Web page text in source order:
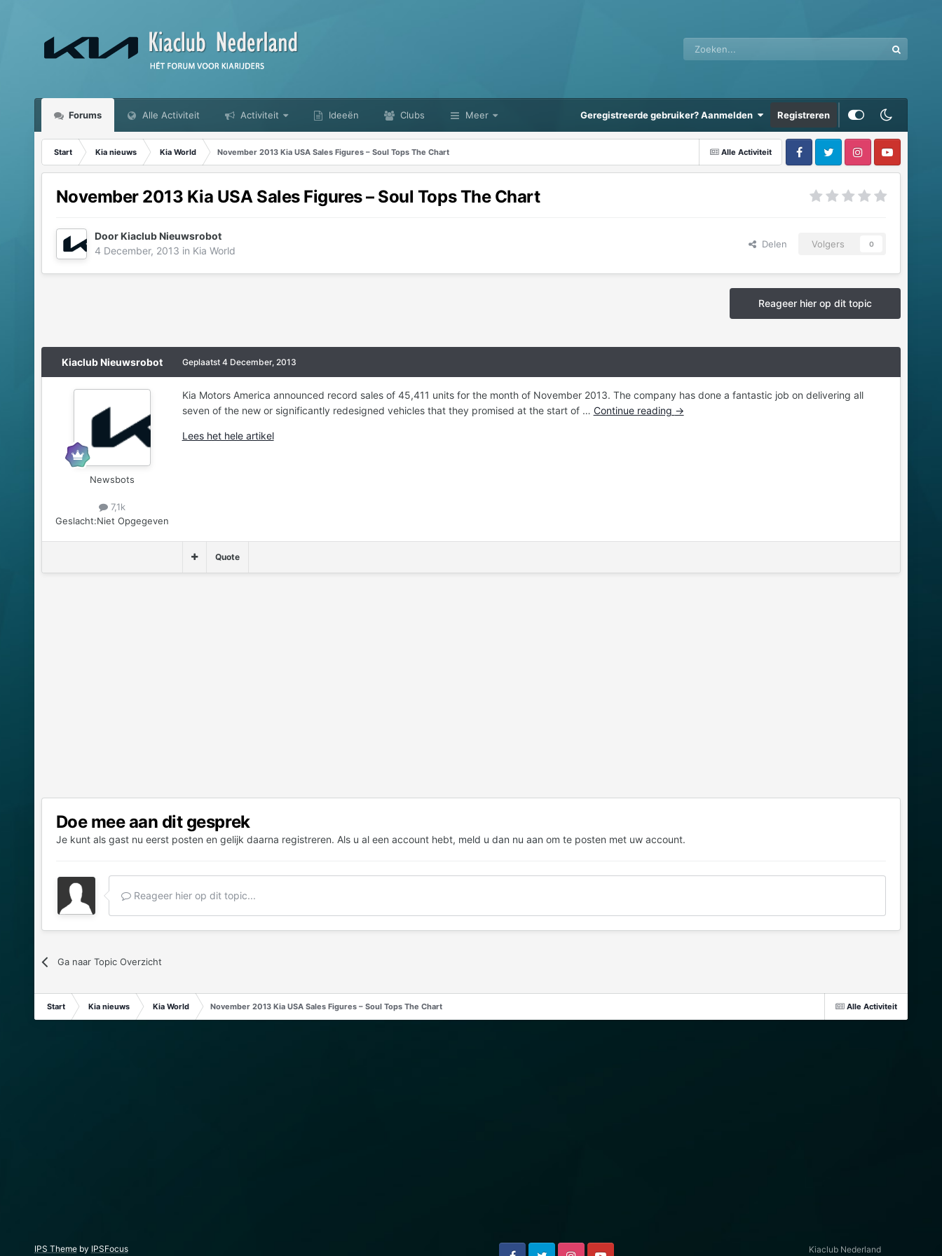
Forums Alle Activiteit Activiteit Ideeën Clubs Meer Geregistreerde gebruiker? Aanmelden Registreren
Alle Activiteit
Start Kia nieuws Kia World November 2013 Kia USA Sales Figures – Soul Tops The Chart
November 2013 Kia USA Sales Figures – Soul Tops The Chart
DoorKiaclub Nieuwsrobot
4 December, 2013 in Kia World
Delen Volgers 0
Reageer hier op dit topic
Kiaclub Nieuwsrobot
Newsbots
7,1k
Geslacht:Niet Opgegeven
Geplaatst 4 December, 2013
Kia Motors America announced record sales of 45,411 units for the month of November 2013. The company has done a fantastic job on delivering all
seven of the new or significantly redesigned vehicles that they promised at the start of … Continue reading →
Lees het hele artikel
Quote
Doe mee aan dit gesprek
Je kunt als gast nu eerst posten en gelijk daarna registreren. Als u al een account hebt, meld u dan nu aan om te posten met uw account.
Reageer hier op dit topic...
Ga naar Topic Overzicht
Alle Activiteit
Start Kia nieuws Kia World November 2013 Kia USA Sales Figures – Soul Tops The Chart
IPS Themeby IPSFocus Kiaclub Nederland